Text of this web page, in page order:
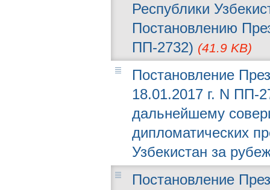
Республики
Постановлению
ПП-2732) (41.9 KB)
Постановление
18.01.2017 г. N ПП-
дальнейшему
дипломатических
Узбекистан за
Постановление